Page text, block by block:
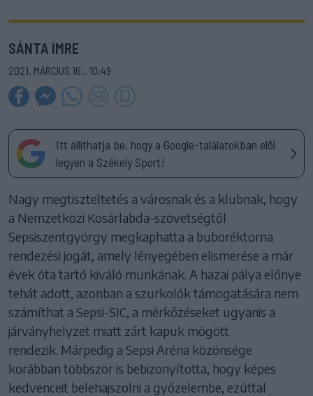
SÁNTA IMRE
2021. MÁRCIUS 16., 10:49
Itt állíthatja be, hogy a Google-találatokban elöl
legyen a Székely Sport!
Nagy megtiszteltetés a városnak és a klubnak, hogy
a Nemzetközi Kosárlabda-szövetségtől
Sepsiszentgyörgy megkaphatta a buboréktorna
rendezési jogát, amely lényegében elismerése a már
évek óta tartó kiváló munkának. A hazai pálya előnye
tehát adott, azonban a szurkolók támogatására nem
számíthat a Sepsi-SIC, a mérkőzéseket ugyanis a
járványhelyzet miatt zárt kapuk mögött
rendezik. Márpedig a Sepsi Aréna közönsége
korábban többször is bebizonyította, hogy képes
kedvenceit belehajszolni a győzelembe, ezúttal